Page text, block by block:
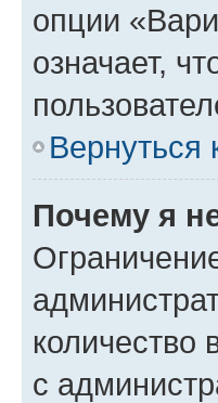
опции
означает,
Вернуться
Почему я
количество
с